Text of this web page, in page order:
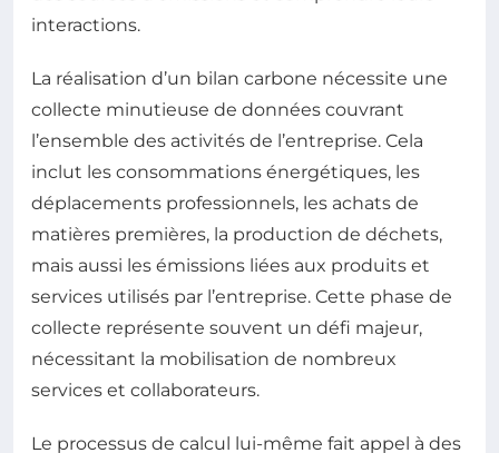
interactions.
La réalisation d’un bilan carbone nécessite une
collecte minutieuse de données couvrant
l’ensemble des activités de l’entreprise. Cela
inclut les consommations énergétiques, les
déplacements professionnels, les achats de
matières premières, la production de déchets,
mais aussi les émissions liées aux produits et
services utilisés par l’entreprise. Cette phase de
collecte représente souvent un défi majeur,
nécessitant la mobilisation de nombreux
services et collaborateurs.
Le processus de calcul lui-même fait appel à des